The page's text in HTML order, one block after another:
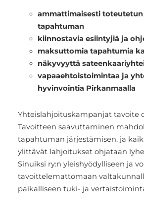
ammattimaisesti toteutetun
tapahtuman
kiinnostavia esiintyjiä ja
maksuttomia tapahtumia
näkyvyyttä
vapaaehtoistoimintaa ja
hyvinvointia Pirkanmaalla
Yhteislahjoituskampanjat tavoite
Tavoitteen saavuttaminen
tapahtuman järjestämisen, ja
ylittävät lahjoitukset ohjataan
Sinuiksi ry:n yleishyödylliseen ja
tavoittelemattomaan
paikalliseen tuki- ja